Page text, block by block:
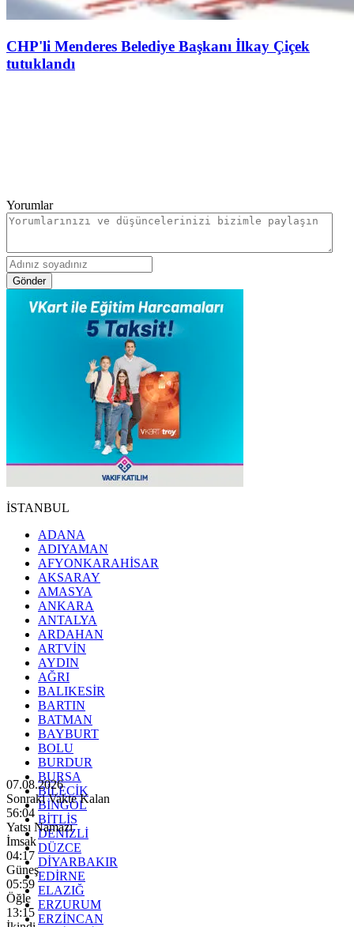
CHP'li Menderes Belediye Başkanı İlkay Çiçek
tutuklandı
Yorumlar
Gönder
İSTANBUL
ADANA
ADIYAMAN
AFYONKARAHİSAR
AKSARAY
AMASYA
ANKARA
ANTALYA
ARDAHAN
ARTVİN
AYDIN
AĞRI
BALIKESİR
BARTIN
BATMAN
BAYBURT
BOLU
BURDUR
BURSA
BİLECİK
BİNGÖL
BİTLİS
DENİZLİ
DÜZCE
DİYARBAKIR
EDİRNE
ELAZIĞ
ERZURUM
ERZİNCAN
07.08.2026
Sonraki Vakte Kalan
56:02
Yatsı Namazı
İmsak
04:17
Güneş
05:59
Öğle
13:15